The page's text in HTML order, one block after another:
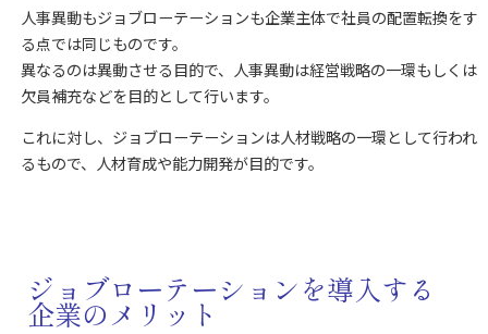
人事異動もジョブローテーションも企業主体で社員の配置転換をす
る点では同じものです。
異なるのは異動させる目的で、人事異動は経営戦略の一環もしくは
欠員補充などを目的として行います。
これに対し、ジョブローテーションは人材戦略の一環として行われ
るもので、人材育成や能力開発が目的です。
ジョブローテーションを導入する
企業のメリット